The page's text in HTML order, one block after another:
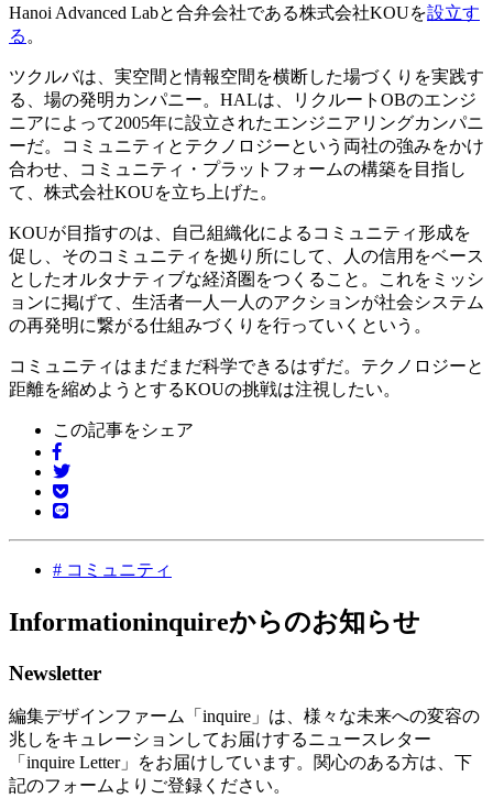
Hanoi Advanced Labと合弁会社である株式会社KOUを設立す
る 。
ツクルバは、実空間と情報空間を横断した場づくりを実践す
る、場の発明カンパニー。HALは、リクルートOBのエンジ
ニアによって2005年に設立されたエンジニアリングカンパニ
ーだ。コミュニティとテクノロジーという両社の強みをかけ
合わせ、コミュニティ・プラットフォームの構築を目指し
て、株式会社KOUを立ち上げた。
KOUが目指すのは、自己組織化によるコミュニティ形成を
促し、そのコミュニティを拠り所にして、人の信用をベース
としたオルタナティブな経済圏をつくること。これをミッシ
ョンに掲げて、生活者一人一人のアクションが社会システム
の再発明に繋がる仕組みづくりを行っていくという。
コミュニティはまだまだ科学できるはずだ。テクノロジーと
距離を縮めようとするKOUの挑戦は注視したい。
この記事をシェア
# コミュニティ
Informationinquireからのお知らせ
Newsletter
編集デザインファーム「inquire」は、様々な未来への変容の
兆しをキュレーションしてお届けするニュースレター
「inquire Letter」をお届けしています。関心のある方は、下
記のフォームよりご登録ください。